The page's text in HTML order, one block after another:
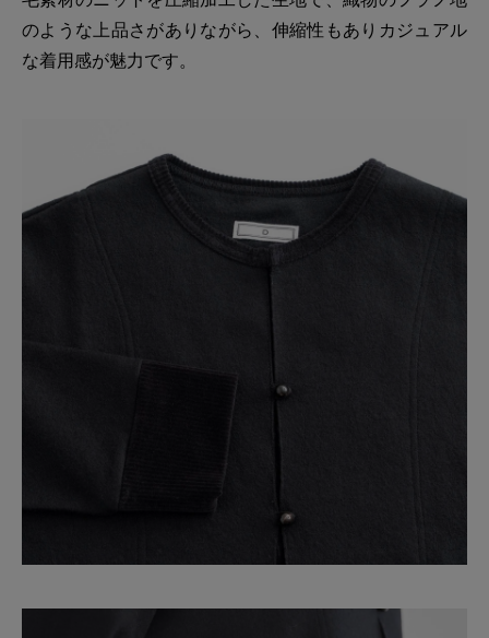
のような上品さがありながら、伸縮性もありカジュアル
な着用感が魅力です。